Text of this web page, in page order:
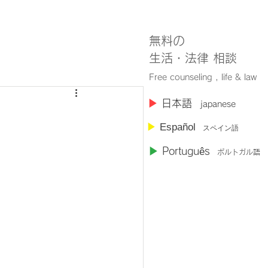
無料の
​生活・法律 相談
Free counseling , life & law
​▶︎ 日本語 japanese
▶︎ Español スペイン語
▶︎ Português ポルトガル語